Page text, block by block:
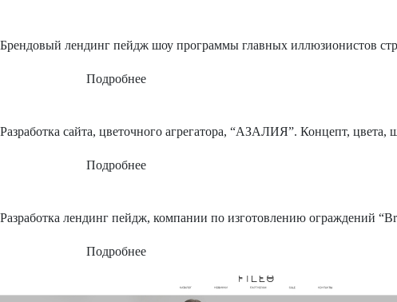
Брендовый лендинг пейдж шоу программы главных иллюзионистов
Подробнее
Разработка сайта, цветочного агрегатора, “АЗАЛИЯ”. Концепт, цвета,
Подробнее
Разработка лендинг пейдж, компании по изготовлению ограждений
Подробнее